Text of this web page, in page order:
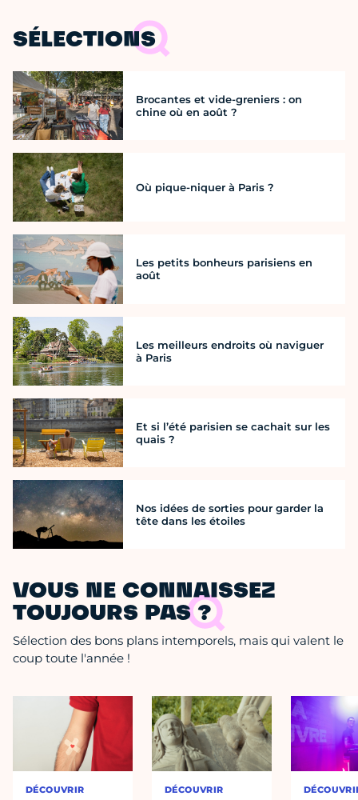
SÉLECTIONS
Brocantes et vide-greniers : on
chine où en août ?
Où pique-niquer à Paris ?
Les petits bonheurs parisiens en
août
Les meilleurs endroits où naviguer
à Paris
Et si l’été parisien se cachait sur les
quais ?
Nos idées de sorties pour garder la
tête dans les étoiles
VOUS NE CONNAISSEZ
TOUJOURS PAS ?
Sélection des bons plans intemporels, mais qui valent le
coup toute l'année !
DÉCOUVRIR DÉCOUVRIR